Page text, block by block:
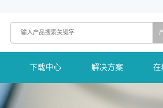
下载中心 解决方案 在